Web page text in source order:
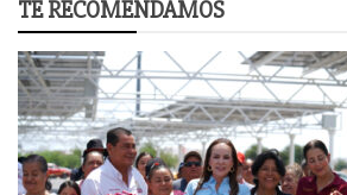
TE RECOMENDAMOS